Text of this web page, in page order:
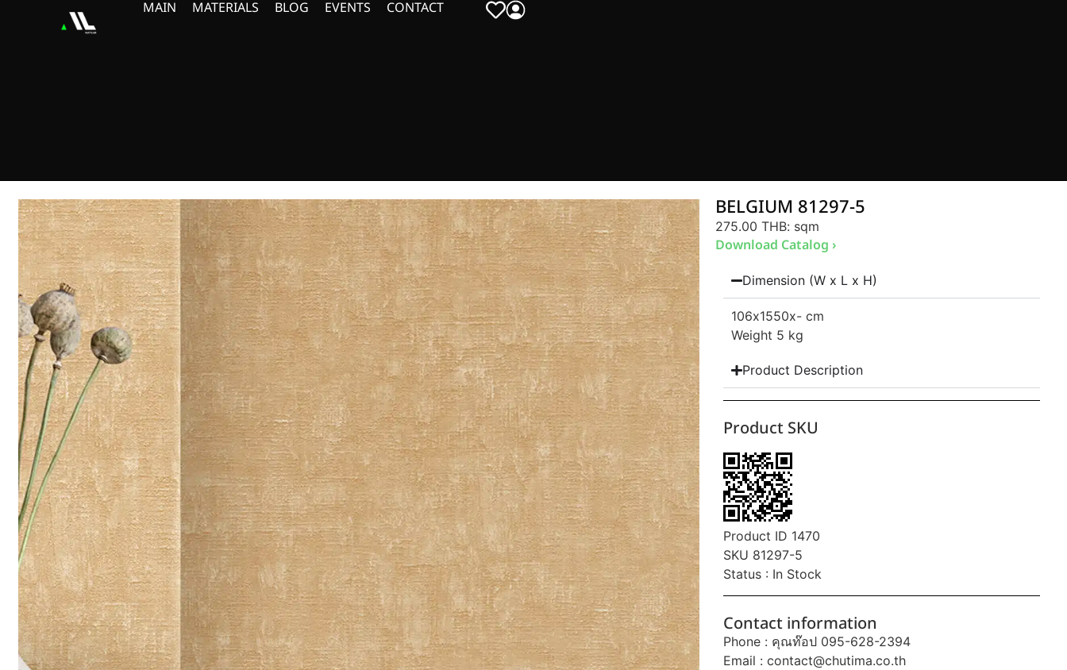
MAIN MATERIALS BLOG EVENTS CONTACT
BELGIUM 81297-5
275.00 THB: sqm
Download Catalog ›
Dimension (W x L x H)
106x1550x- cm
Weight 5 kg
Product Description
Product SKU
Product ID 1470
SKU 81297-5
Status : In Stock
Contact information
Phone : คุณท๊อป 095-628-2394
Email :contact@chutima.co.th